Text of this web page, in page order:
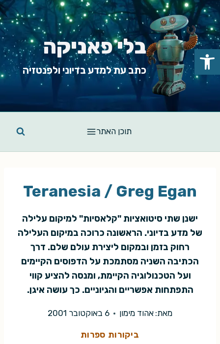
Skip
to
content
בלי פאניקה
כתב עת למדע בדיוני ולפנטזיה
תוכן האתר
Teranesia / Greg Egan
ישנן שתי סיטואציות "קלאסיות" למיקום עלילה
של מדע בדיוני. הראשונה כרוכה במיקום העלילה
רחוק בזמן ובמקום ליצירת עולם שלם. דרך
הכתיבה השניה מסתמכת על הדפוסים הקיימים
ועל הטכנולוגיה הקיימת, ומנסה להציע קווי
התפתחות אפשריים והגיוניים. כך עושה איגן.
מאת: אהוד מימון 6 באוקטובר 2001
ביקורות ספרות
פתח סרגל נגישות